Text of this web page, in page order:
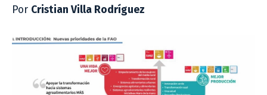
Por Cristian Villa Rodríguez